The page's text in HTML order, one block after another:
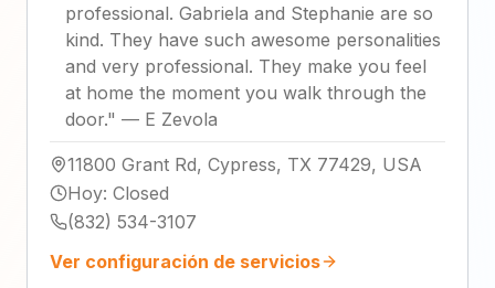
professional. Gabriela and Stephanie are so
kind. They have such awesome personalities
and very professional. They make you feel
at home the moment you walk through the
door." — E Zevola
11800 Grant Rd, Cypress, TX 77429, USA
Hoy: Closed
(832) 534-3107
Ver configuración de servicios